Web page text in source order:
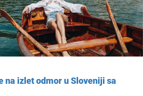
na izlet odmor u Sloveniji sa